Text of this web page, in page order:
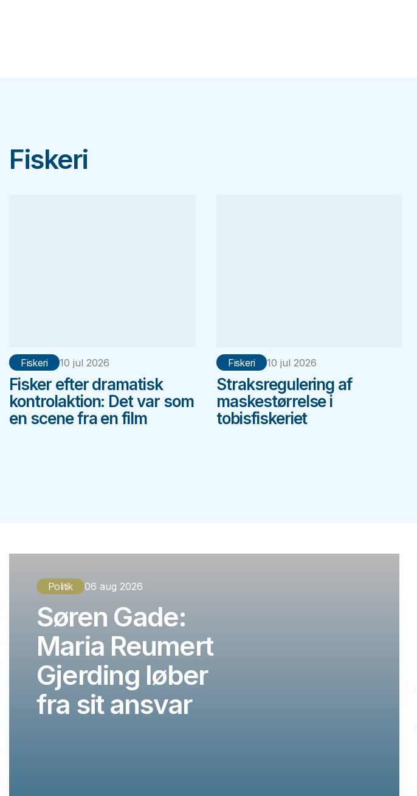
Fiskeri
Fiskeri 10 jul 2026
Fisker efter dramatisk
kontrolaktion: Det var som
en scene fra en film
Fiskeri 10 jul 2026
Straksregulering af
maskestørrelse i
tobisfiskeriet
Politik 06 aug 2026
Søren Gade:
Maria Reumert
Gjerding løber
fra sit ansvar